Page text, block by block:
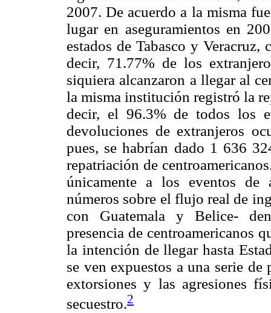
2007. De acuerdo a la misma
lugar en aseguramientos en
estados de Tabasco y
decir, 71.77% de los
siquiera alcanzaron a llegar al
la misma institución registró la
decir, el 96.3% de todos los
devoluciones de extranjeros
pues, se habrían dado 1 636
repatriación de
únicamente a los eventos de
números sobre el flujo real de
con Guatemala y Belice-
presencia de centroamericanos
la intención de llegar hasta
se ven expuestos a una serie
extorsiones y las agresiones
secuestro.2